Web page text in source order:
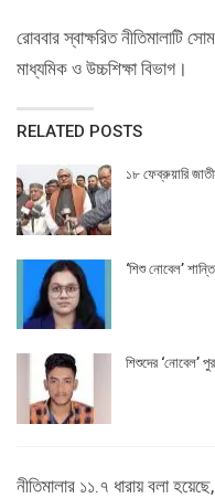
রোববার স্বাক্ষরিত নীতিমালাটি
মাধ্যমিক ও উচ্চশিক্ষা বিভাগ।
RELATED POSTS
১৮ ফেব্রুয়ারি
‘শিশু নোবেল’
শিশুদের ‘নোবেল’
নীতিমালার ১১.৭ ধারায় বলা